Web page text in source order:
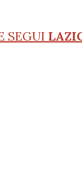
SEGUI